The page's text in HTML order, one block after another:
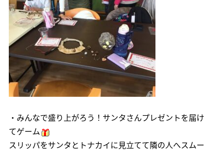
・みんなで盛り上がろう！サンタさんプレゼントを届け
てゲーム
スリッパをサンタとトナカイに見立てて隣の人へスムー